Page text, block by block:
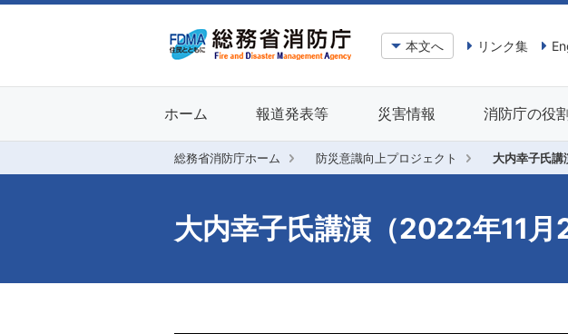
本文へ リンク集
ホーム 報道発表等 災害情報 消防庁の役
総務省消防庁ホーム 防災意識向上プロジェクト 大内幸子氏講
大内幸子氏講演（2022年11月